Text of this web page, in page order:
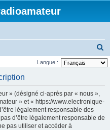
e
Langue :
» (désigné ci-après par « nous »,
» et « https://www.electronique-
légalement responsable des
d’être légalement responsable de
pas utiliser et accéder à